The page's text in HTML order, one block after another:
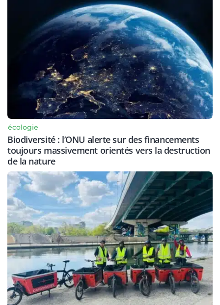
écologie
Biodiversité : l’ONU alerte sur des financements
toujours massivement orientés vers la destruction
de la nature